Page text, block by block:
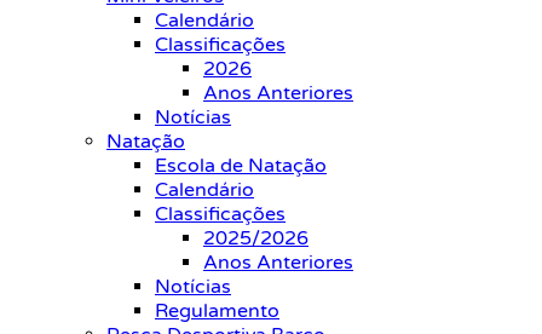
Calendário
Classificações
2026
Anos Anteriores
Notícias
Natação
Escola de Natação
Calendário
Classificações
2025/2026
Anos Anteriores
Notícias
Regulamento